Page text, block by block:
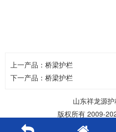
上一产品： 桥梁护栏
下一产品： 桥梁护栏
山东祥龙源
版权所有 2009-